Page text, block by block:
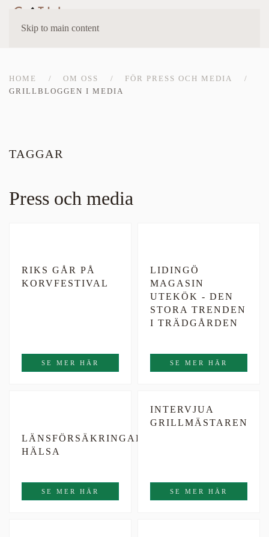
Skip to main content
HOME OM OSS
FÖR PRESS OCH MEDIA
GRILLBLOGGEN I MEDIA
TAGGAR
Press och media
RIKS GÅR PÅ
KORVFESTIVAL
SE MER HÄR
LIDINGÖ
MAGASIN
UTEKÖK - DEN
STORA TRENDEN
I TRÄDGÅRDEN
SE MER HÄR
LÄNSFÖRSÄKRINGAR
HÄLSA
SE MER HÄR
INTERVJUA
GRILLMÄSTAREN
SE MER HÄR